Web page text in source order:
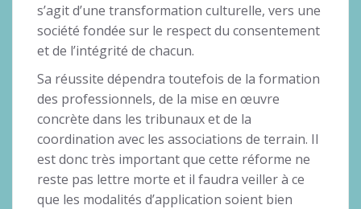
s’agit d’une transformation culturelle, vers une
société fondée sur le respect du consentement
et de l’intégrité de chacun.
Sa réussite dépendra toutefois de la formation
des professionnels, de la mise en œuvre
concrète dans les tribunaux et de la
coordination avec les associations de terrain. Il
est donc très important que cette réforme ne
reste pas lettre morte et il faudra veiller à ce
que les modalités d’application soient bien